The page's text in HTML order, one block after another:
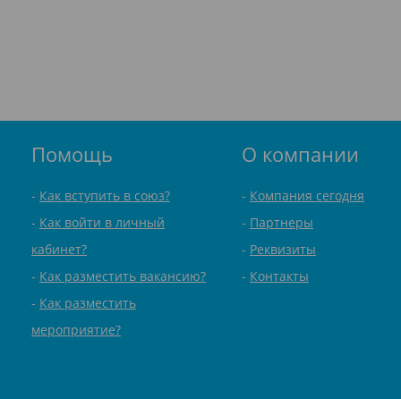
Помощь
Как вступить в союз?
Как войти в личный
кабинет?
Как разместить вакансию?
Как разместить
мероприятие?
О компании
Компания сегодня
Партнеры
Реквизиты
Контакты